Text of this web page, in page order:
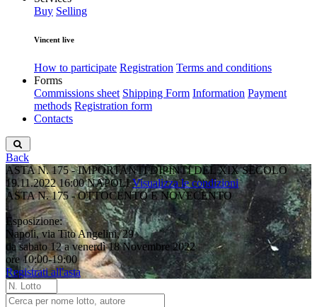
Buy Selling
Vincent live
How to participate Registration Terms and conditions
Forms
Commissions sheet Shipping Form Information Payment
methods Registration form
Contacts
Back
ASTA N. 175 - IMPORTANTI DIPINTI DEL XIX SECOLO
19.11.2022 16:00 NAPOLI Visualizza le condizioni
ASTA N. 175 - OTTOCENTO E NOVECENTO
Esposizione:
Napoli, via Tito Angelini, 29
da sabato 12 a venerdì 18 Novembre 2022
ore 10:00-19:00
Registrati all'asta